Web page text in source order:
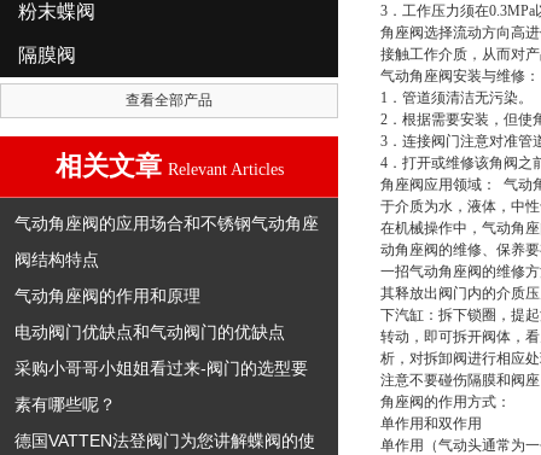
粉末蝶阀
隔膜阀
查看全部产品
相关文章 Relevant Articles
气动角座阀的应用场合和不锈钢气动角座
阀结构特点
气动角座阀的作用和原理
电动阀门优缺点和气动阀门的优缺点
采购小哥哥小姐姐看过来-阀门的选型要
素有哪些呢？
德国VATTEN法登阀门为您讲解蝶阀的使
3．工作压力须在
角座阀选择流动方向高
接触工作介质，从而对
气动角座阀安装与维修
1．管道须清洁无污染。
2．根据需要安装，但使
3．连接阀门注意对准管
4．打开或维修该角阀之
角座阀应用领域： 气动
于介质为水，液体，中
在机械操作中，气动角
动角座阀的维修、保养
一招气动角座阀的维修
其释放出阀门内的介质
下汽缸：拆下锁圈，提
转动，即可拆开阀体，
析，对拆卸阀进行相应
注意不要碰伤隔膜和阀
角座阀的作用方式：
单作用和双作用
单作用（气动头通常为